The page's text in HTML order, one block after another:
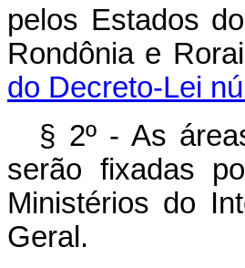
pelos Estados
Rondônia e
do Decreto-Lei
§ 2º - As
serão fixadas
Ministérios do
Geral.